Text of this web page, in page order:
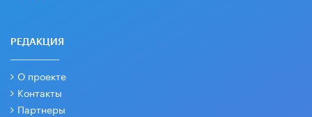
РЕДАКЦИЯ
О проекте
Контакты
Партнеры